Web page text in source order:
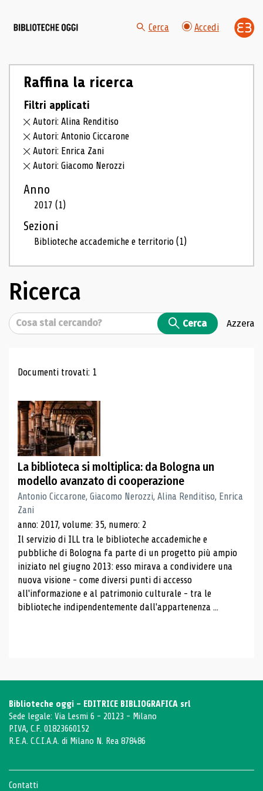
Cerca Accedi
Raffina la ricerca
Filtri applicati
Autori: Alina Renditiso
Autori: Antonio Ciccarone
Autori: Enrica Zani
Autori: Giacomo Nerozzi
Anno
2017(1)
Sezioni
Biblioteche accademiche e territorio(1)
Ricerca
Cerca Cerca Azzera
Risultati di ricerca
Documenti trovati: 1
La biblioteca si moltiplica: da Bologna un
modello avanzato di cooperazione
Antonio Ciccarone, Giacomo Nerozzi, Alina Renditiso, Enrica
Zani
anno: 2017, volume: 35, numero: 2
Il servizio di ILL tra le biblioteche accademiche e
pubbliche di Bologna fa parte di un progetto più ampio
iniziato nel giugno 2013: esso mirava a condividere una
nuova visione - come diversi punti di accesso
all'informazione e al patrimonio culturale - tra le
biblioteche indipendentemente dall'appartenenza ...
Biblioteche oggi - EDITRICE BIBLIOGRAFICA srl
Sede legale: Via Lesmi 6 - 20123 - Milano
P.IVA, C.F. 01823660152
R.E.A. C.C.I.A.A. di Milano N. Rea 878486
Contatti